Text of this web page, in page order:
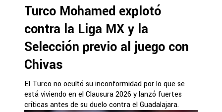
Turco Mohamed explotó
contra la Liga MX y la
Selección previo al juego con
Chivas
El Turco no ocultó su inconformidad por lo que se
está viviendo en el Clausura 2026 y lanzó fuertes
críticas antes de su duelo contra el Guadalajara.